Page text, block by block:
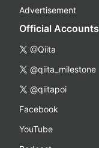
Advertisement
Official Accounts
@Qiita
@qiita_milestone
@qiitapoi
Facebook
YouTube